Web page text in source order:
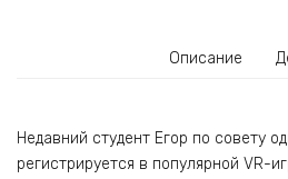
Описание
Недавний студент Егор по совету
регистрируется в популярной VR-